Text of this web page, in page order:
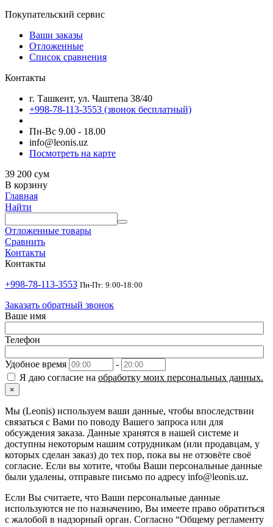
Покупательский сервис
Ваши заказы
Отложенные
Список сравнения
Контакты
г. Ташкент, ул. Чаштепа 38/40
+998-78-113-3553 (звонок бесплатный)
Пн-Вс 9.00 - 18.00
info@leonis.uz
Посмотреть на карте
39 200 сум
В корзину
Главная
Найти
Отложенные товары
Сравнить
Контакты
Контакты
+998-78-113-3553 Пн-Пт: 9:00-18:00
Заказать обратный звонок
Ваше имя
Телефон
Удобное время
-
Я даю согласие на обработку моих персональных данных.
×
Мы (Leonis) используем ваши данные, чтобы впоследствии
связаться с Вами по поводу Вашего запроса или для
обсуждения заказа. Данные хранятся в нашей системе и
доступны некоторым нашим сотрудникам (или продавцам, у
которых сделан заказ) до тех пор, пока вы не отзовёте своё
согласие. Если вы хотите, чтобы Ваши персональные данные
были удалены, отправьте письмо по адресу info@leonis.uz.
Если Вы считаете, что Ваши персональные данные
используются не по назначению, Вы имеете право обратиться
с жалобой в надзорный орган. Согласно “Общему регламенту